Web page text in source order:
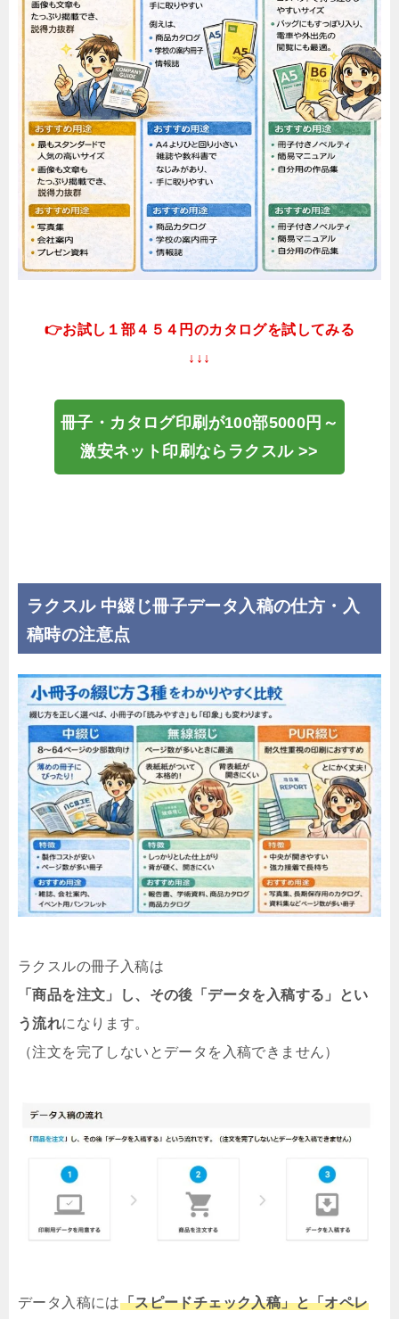
👉お試し１部４５４円のカタログを試してみる
↓↓↓
冊子・カタログ印刷が100部5000円～
激安ネット印刷ならラクスル >>
ラクスル 中綴じ冊子データ入稿の仕方・入
稿時の注意点
ラクスルの冊子入稿は
「商品を注文」し、その後「データを入稿する」とい
う流れになります。
（注文を完了しないとデータを入稿できません）
データ入稿には「スピードチェック入稿」と「オペレ